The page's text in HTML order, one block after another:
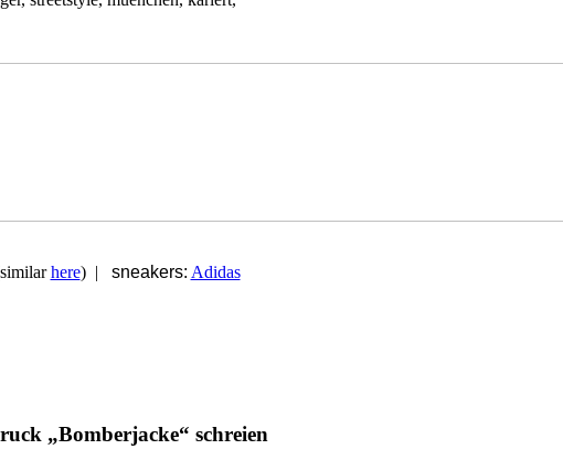
here) | sneakers: Adidas
„Bomberjacke“ schreien